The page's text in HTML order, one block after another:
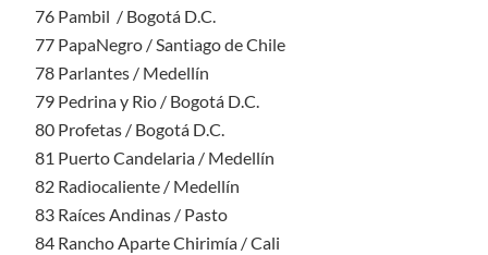
76 Pambil / Bogotá D.C.
77 PapaNegro / Santiago de Chile
78 Parlantes / Medellín
79 Pedrina y Rio / Bogotá D.C.
80 Profetas / Bogotá D.C.
81 Puerto Candelaria / Medellín
82 Radiocaliente / Medellín
83 Raíces Andinas / Pasto
84 Rancho Aparte Chirimía / Cali